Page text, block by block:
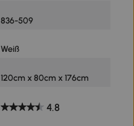
836-509
Weiß
120cm x 80cm x 176cm
4.8